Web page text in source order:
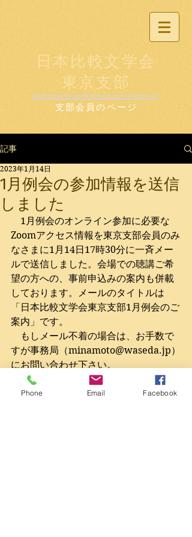
日本比較文学会
東京支部
支部会員のページ
記事
1月例会の参加情報を送信
しました
2023年1月14日
1月例会のオンライン参加に必要な
Zoomアクセス情報を東京支部会員のみ
なさまに1月14日17時30分に一斉メー
ルで送信しました。会場での聴講ご希
望の方への、事前申込みの案内も併載
しております。メールのタイトルは
「日本比較文学会東京支部1月例会のご
案内」です。
もしメール不着の場合は、お手数で
すが事務局（minamoto@waseda.jp）
にお問い合わせ下さい。
・メールソフトによっては、一斉メー
Phone Email Facebook